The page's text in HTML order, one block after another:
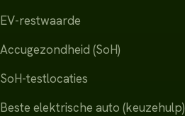
EV-restwaarde
Accugezondheid (SoH)
SoH-testlocaties
Beste elektrische auto (keuzehulp)